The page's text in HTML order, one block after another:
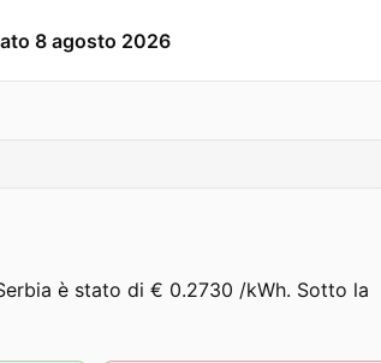
8 agosto 2026
è stato di € 0.2730 /kWh. Sotto la